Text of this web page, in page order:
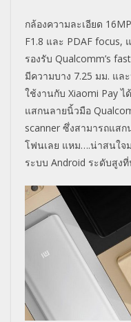
กล้องความละเอียด
F1.8 และ PDAF focus,
รองรับ Qualcomm’s
มีความบาง 7.25 มม. แล
ใช้งานกับ Xiaomi Pay
แสกนลายนิ้วมือ
scanner ซึ่งสามารถแส
โฟนเลย แหม….น่าสนใจ
ระบบ Android ระดับสูง